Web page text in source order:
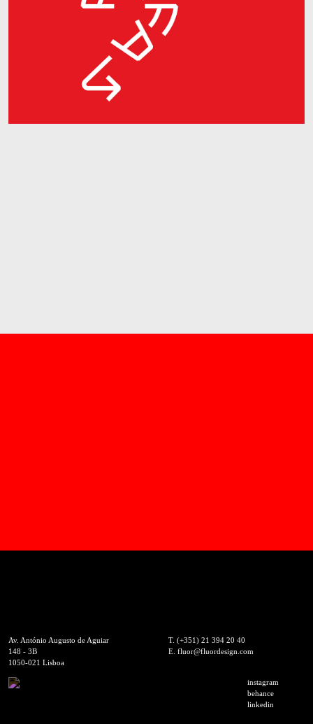
instagram
behance
linkedin
Av. António Augusto de Aguiar
148 - 3B
1050-021 Lisboa
T. (+351) 21 394 20 40
E. fluor@fluordesign.com